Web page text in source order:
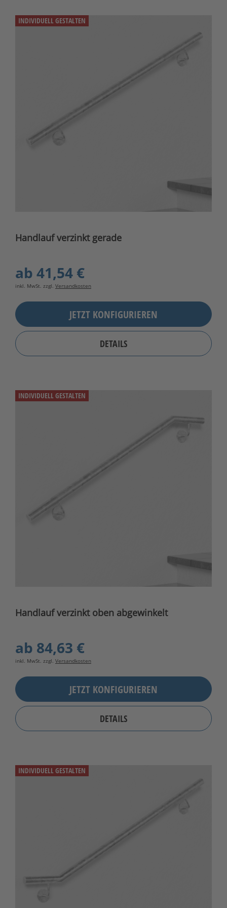
INDIVIDUELL GESTALTEN
Handlauf verzinkt gerade
ab 41,54 €
inkl. MwSt. zzgl. Versandkosten
JETZT KONFIGURIEREN
DETAILS
INDIVIDUELL GESTALTEN
Handlauf verzinkt oben abgewinkelt
ab 84,63 €
inkl. MwSt. zzgl. Versandkosten
JETZT KONFIGURIEREN
DETAILS
INDIVIDUELL GESTALTEN